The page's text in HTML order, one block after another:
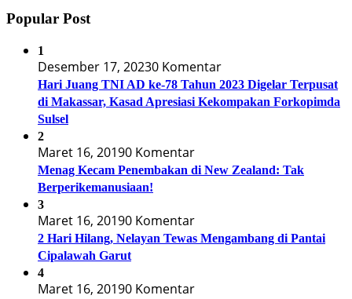
Popular Post
1
Desember 17, 20230 Komentar
Hari Juang TNI AD ke-78 Tahun 2023 Digelar Terpusat
di Makassar, Kasad Apresiasi Kekompakan Forkopimda
Sulsel
2
Maret 16, 20190 Komentar
Menag Kecam Penembakan di New Zealand: Tak
Berperikemanusiaan!
3
Maret 16, 20190 Komentar
2 Hari Hilang, Nelayan Tewas Mengambang di Pantai
Cipalawah Garut
4
Maret 16, 20190 Komentar